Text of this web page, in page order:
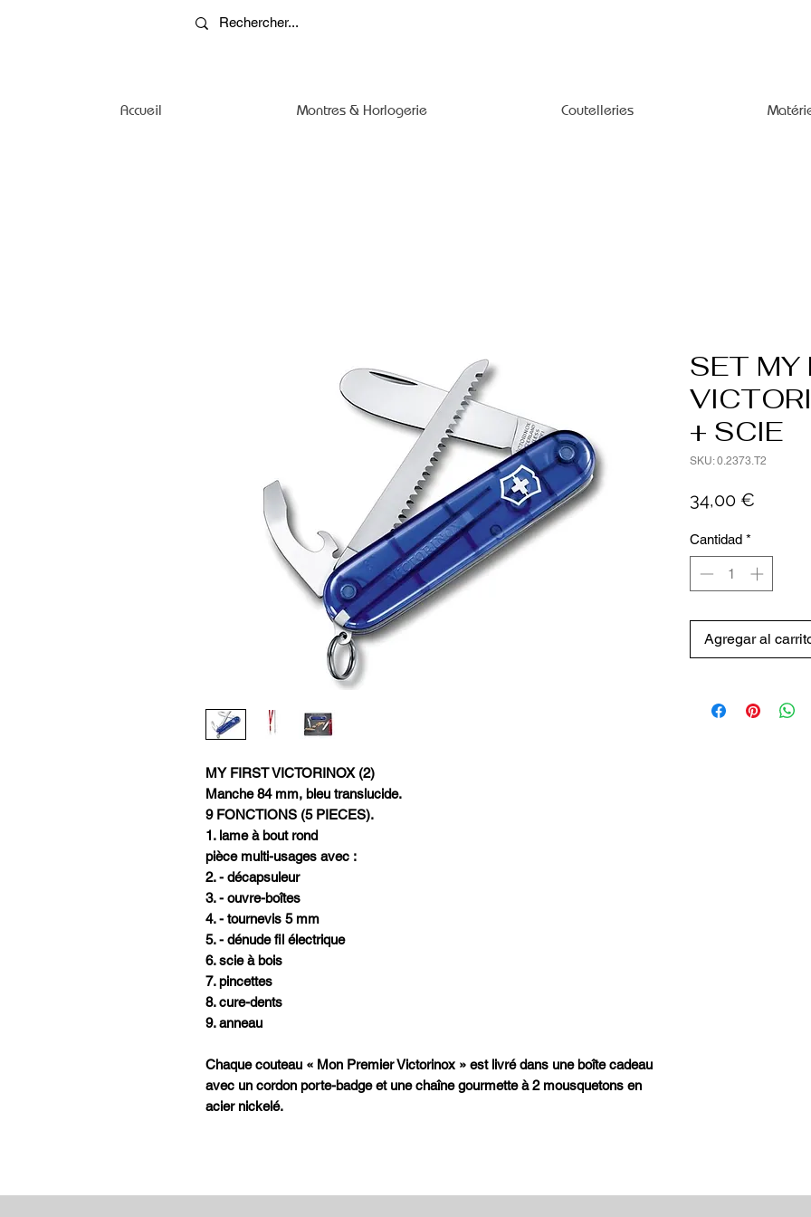
Accueil Montres & Horlogerie Coutelleries
MY FIRST VICTORINOX (2)
Manche 84 mm, bleu translucide.
9 FONCTIONS (5 PIECES).
1. lame à bout rond
pièce multi-usages avec :
2. - décapsuleur
3. - ouvre-boîtes
4. - tournevis 5 mm
5. - dénude fil électrique
6. scie à bois
7. pincettes
8. cure-dents
9. anneau
Chaque couteau « Mon Premier Victorinox » est livré dans une boîte cadeau
avec un cordon porte-badge et une chaîne gourmette à 2 mousquetons en
acier nickelé.
SET MY
+ SCIE
SKU: 0.2373.T2
34,00 €
Cantidad *
Agregar al